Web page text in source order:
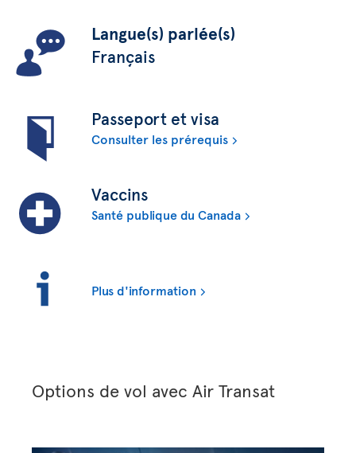
Langue(s) parlée(s)
Français
Passeport et visa
Consulter les prérequis
Vaccins
Santé publique du Canada
Plus d'information
Options de vol avec Air Transat